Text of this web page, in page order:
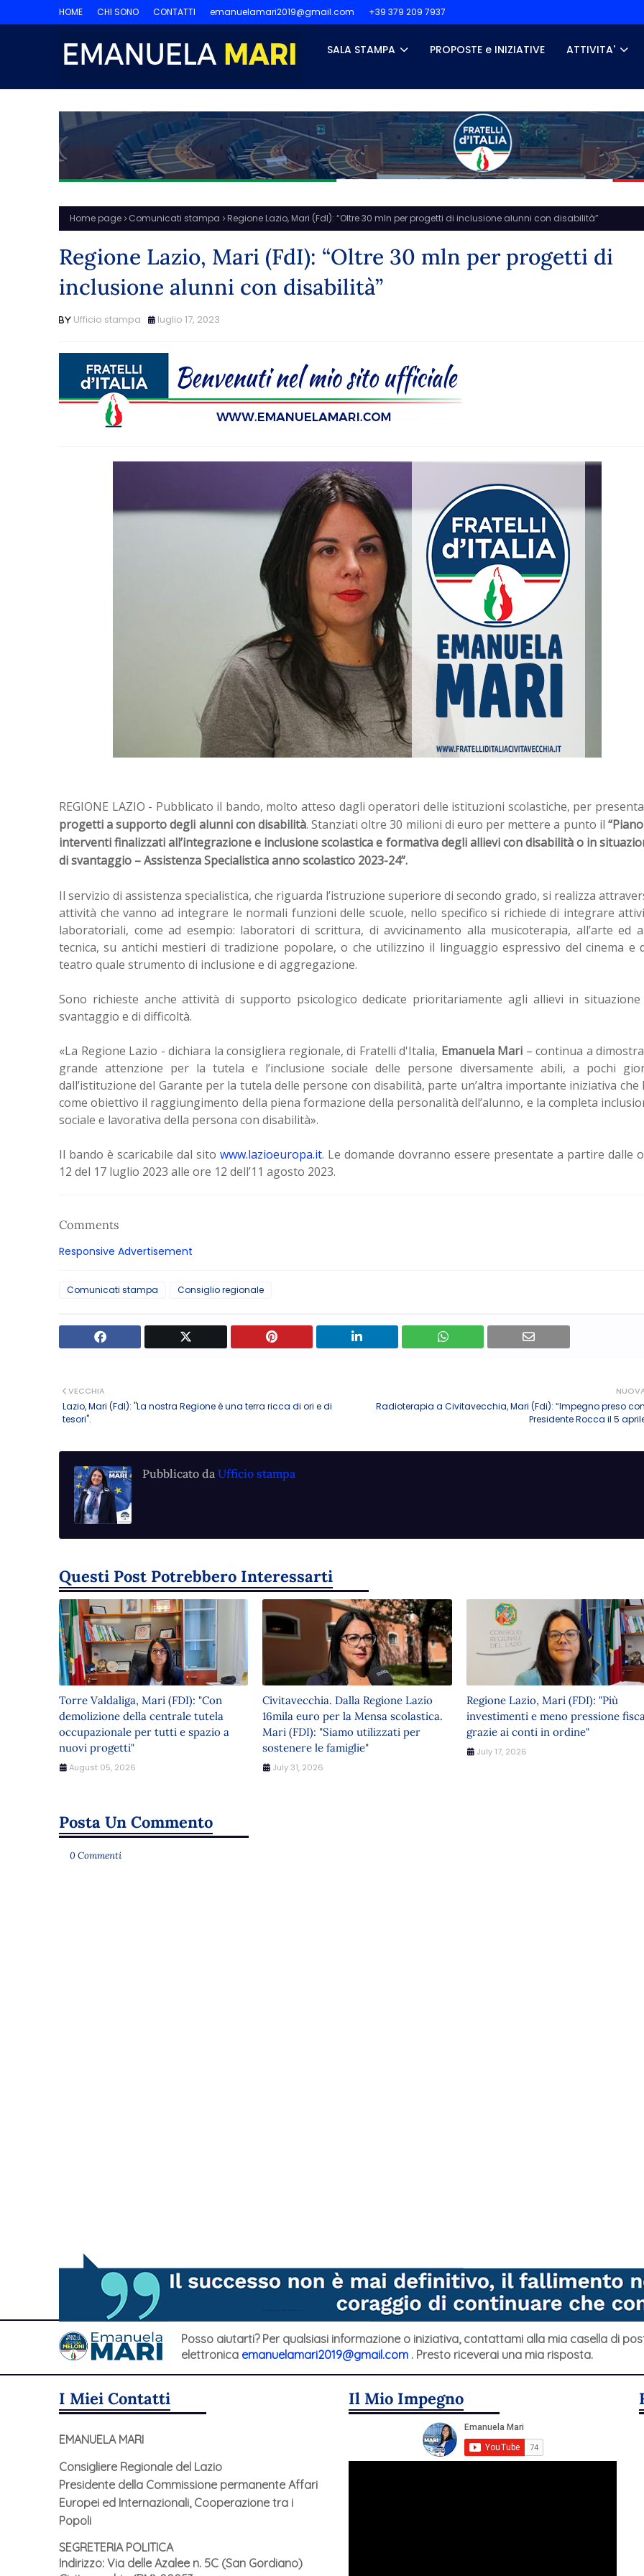
HOME CHI SONO CONTATTI emanuelamari2019@gmail.com +39 379 209 7937
SALA STAMPA PROPOSTE e INIZIATIVE ATTIVITA'
Home page Comunicati stampa Regione Lazio, Mari (FdI): “Oltre 30 mln per progetti di inclusione alunni con disabilità”
Regione Lazio, Mari (FdI): “Oltre 30 mln per progetti di
inclusione alunni con disabilità”
Ufficio stampa luglio 17, 2023
REGIONE LAZIO - Pubblicato il bando, molto atteso dagli operatori delle istituzioni scolastiche, per
progetti a supporto degli alunni con disabilità. Stanziati oltre 30 milioni di euro per mettere a punto il
interventi finalizzati all’integrazione e inclusione scolastica e formativa degli allievi con disabilità o in
di svantaggio – Assistenza Specialistica anno scolastico 2023-24”.
Il servizio di assistenza specialistica, che riguarda l’istruzione superiore di secondo grado, si realizza
attività che vanno ad integrare le normali funzioni delle scuole, nello specifico si richiede di integrare
laboratoriali, come ad esempio: laboratori di scrittura, di avvicinamento alla musicoterapia, all’arte ed
tecnica, su antichi mestieri di tradizione popolare, o che utilizzino il linguaggio espressivo del cinema e
teatro quale strumento di inclusione e di aggregazione.
Sono richieste anche attività di supporto psicologico dedicate prioritariamente agli allievi in
svantaggio e di difficoltà.
«La Regione Lazio - dichiara la consigliera regionale, di Fratelli d'Italia, Emanuela Mari – continua a
grande attenzione per la tutela e l’inclusione sociale delle persone diversamente abili, a pochi
dall’istituzione del Garante per la tutela delle persone con disabilità, parte un’altra importante iniziativa che
come obiettivo il raggiungimento della piena formazione della personalità dell’alunno, e la completa
sociale e lavorativa della persona con disabilità».
Il bando è scaricabile dal sito www.lazioeuropa.it. Le domande dovranno essere presentate a partire dalle
12 del 17 luglio 2023 alle ore 12 dell’11 agosto 2023.
Comments
Responsive Advertisement
Comunicati stampa Consiglio regionale
Radioterapia a Civitavecchia, Mari (Fdi): “Impegno preso
Presidente Rocca il 5
VECCHIA
Lazio, Mari (FdI): "La nostra Regione è una terra ricca di ori e di
tesori".
Pubblicato da Ufficio stampa
Questi Post Potrebbero Interessarti
Torre Valdaliga, Mari (FDI): "Con
demolizione della centrale tutela
occupazionale per tutti e spazio a
nuovi progetti"
August 05, 2026
Civitavecchia. Dalla Regione Lazio
16mila euro per la Mensa scolastica.
Mari (FDI): "Siamo utilizzati per
sostenere le famiglie"
July 31, 2026
Regione Lazio, Mari (FDI): "Più
investimenti e meno pressione
grazie ai conti in ordine"
July 17, 2026
Posta Un Commento
0 Commenti
Posso aiutarti? Per qualsiasi informazione o iniziativa, contattami alla mia casella di
elettronica emanuelamari2019@gmail.com . Presto riceverai una mia risposta.
I Miei Contatti
EMANUELA MARI
Consigliere Regionale del Lazio
Presidente della Commissione permanente Affari
Europei ed Internazionali, Cooperazione tra i
Popoli
SEGRETERIA POLITICA
Indirizzo: Via delle Azalee n. 5C (San Gordiano)
Il Mio Impegno